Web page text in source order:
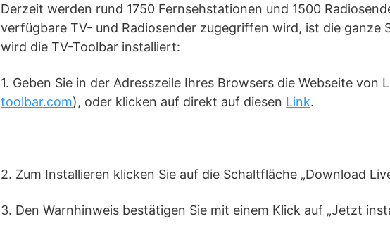
Derzeit werden rund 1750 Fernsehstationen und 1500
verfügbare TV- und Radiosender zugegriffen wird, ist die ganze
wird die TV-Toolbar installiert:
1. Geben Sie in der Adresszeile Ihres Browsers die Webseite von
toolbar.com), oder klicken auf direkt auf diesen Link.
2. Zum Installieren klicken Sie auf die Schaltfläche „Download
3. Den Warnhinweis bestätigen Sie mit einem Klick auf „Jetzt